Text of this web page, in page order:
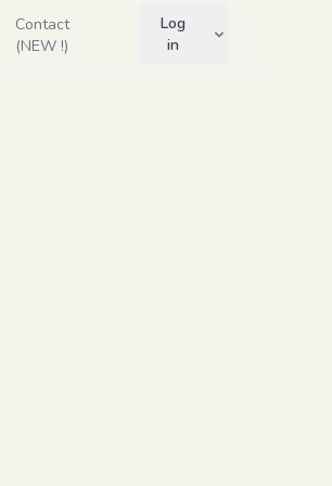
Contact
(NEW !)
Log
in